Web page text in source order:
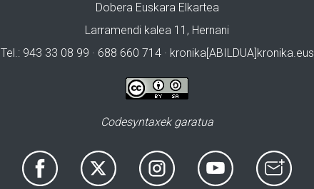
Dobera Euskara Elkartea
Larramendi kalea 11, Hernani
Tel.: 943 33 08 99 · 688 660 714 · kronika[ABILDUA]kronika.eus
Codesyntaxek garatua